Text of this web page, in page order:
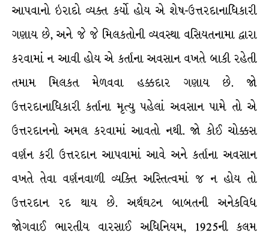
આપવાનો ઇરાદો વ્યક્ત કર્યો હોય એ શેષ-ઉત્તરદાનાધિકારી
ગણાય છે, અને જે જે મિલકતોની વ્યવસ્થા વસિયતનામા દ્વારા
કરવામાં ન આવી હોય એ કર્તાના અવસાન વખતે બાકી રહેતી
તમામ મિલકત મેળવવા હક્કદાર ગણાય છે. જો
ઉત્તરદાનાધિકારી કર્તાના મૃત્યુ પહેલાં અવસાન પામે તો એ
ઉત્તરદાનનો અમલ કરવામાં આવતો નથી. જો કોઈ ચોક્કસ
વર્ણન કરી ઉત્તરદાન આપવામાં આવે અને કર્તાના અવસાન
વખતે તેવા વર્ણનવાળી વ્યક્તિ અસ્તિત્વમાં જ ન હોય તો
ઉત્તરદાન રદ થાય છે. અર્થઘટન બાબતની અનેકવિધ
જોગવાઈ ભારતીય વારસાઈ અધિનિયમ, 1925ની કલમ